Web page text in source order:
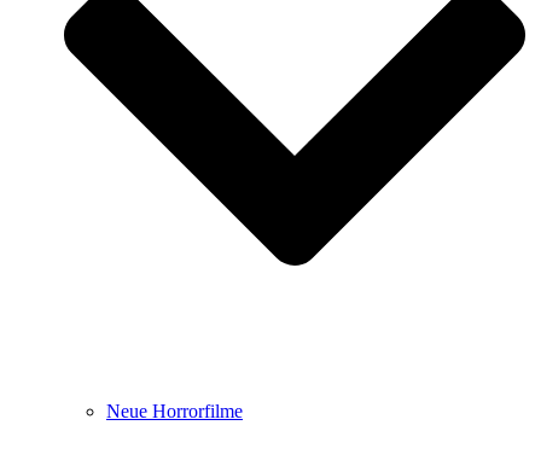
Neue Horrorfilme